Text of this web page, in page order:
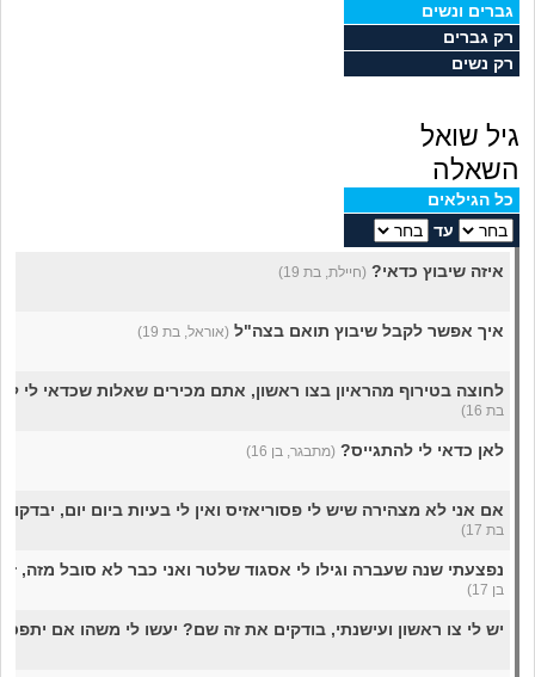
יוקר המחיה
גאווה
גברים ונשים
רק גברים
רק נשים
גיל שואל
השאלה
כל הגילאים
עד
איזה שיבוץ כדאי? (חיילת, בת 19)
איך אפשר לקבל שיבוץ תואם בצה"ל (אוראל, בת 19)
לחוצה בטירוף מהראיון בצו ראשון, אתם מכירים שאלות שכדאי לי
בת 16)
לאן כדאי לי להתגייס? (מתבגר, בן 16)
אם אני לא מצהירה שיש לי פסוריאזיס ואין לי בעיות ביום יום,
בת 17)
נפצעתי שנה שעברה וגילו לי אסגוד שלטר ואני כבר לא סובל מזה, זה
בן 17)
יש לי צו ראשון ועישנתי, בודקים את זה שם? יעשו לי משהו אם